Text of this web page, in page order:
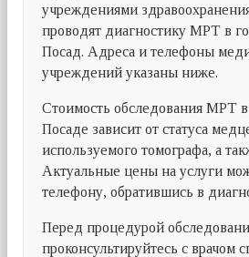
учреждениями
проводят диагностику МРТ в
Посад. Адреса и телефоны
учреждений указаны ниже.
Стоимость обследования МРТ
Посаде зависит от статуса
используемого томографа, а
Актуальные цены на услуги
телефону, обратившись в
Перед процедурой
проконсультируйтесь с врачом